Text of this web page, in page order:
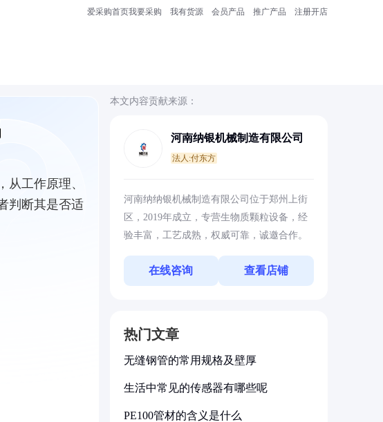
爱采购首页我要采购 我有货源 会员产品 推广产品 注册开店
从工作原理、
判断其是否适
本文内容贡献来源：
河南纳银机械制造有限公司
法人:付东方
河南纳纳银机械制造有限公司位于郑州上街
区，2019年成立，专营生物质颗粒设备，经
验丰富，工艺成熟，权威可靠，诚邀合作。
在线咨询 查看店铺
热门文章
无缝钢管的常用规格及壁厚
生活中常见的传感器有哪些呢
PE100管材的含义是什么